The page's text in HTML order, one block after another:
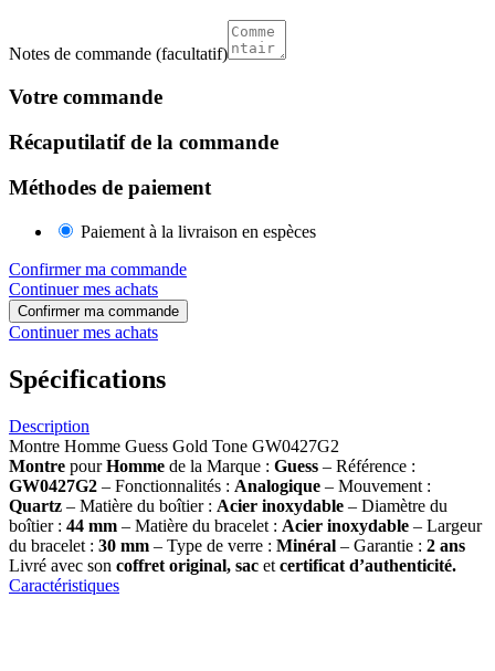
Notes de commande (facultatif)
Votre commande
Récaputilatif de la commande
Méthodes de paiement
Paiement à la livraison en espèces
Confirmer ma commande
Continuer mes achats
Confirmer ma commande
Continuer mes achats
Spécifications
Description
Montre Homme Guess Gold Tone GW0427G2
Montre pourHomme de la Marque : Guess – Référence :
GW0427G2 – Fonctionnalités : Analogique – Mouvement :
Quartz – Matière du boîtier : Acier inoxydable – Diamètre du
boîtier : 44 mm – Matière du bracelet : Acier inoxydable – Largeur
du bracelet : 30 mm – Type de verre : Minéral – Garantie : 2 ans
Livré avec son coffret original, sac et certificat d’authenticité.
Caractéristiques